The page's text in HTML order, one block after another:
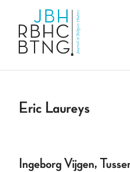
Eric Laureys
Ingeborg Vijgen,